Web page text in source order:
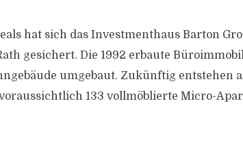
hat sich das Investmenthaus Barton
gesichert. Die 1992 erbaute
umgebaut. Zukünftig entstehen
133 vollmöblierte Micro-